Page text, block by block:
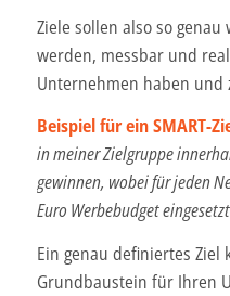
Ziele sollen also so
werden, messbar und
Unternehmen haben und
Beispiel für ein SMART-
in meiner Zielgruppe
gewinnen, wobei für jeden
Euro Werbebudget
Ein genau definiertes Ziel
Grundbaustein für Ihren